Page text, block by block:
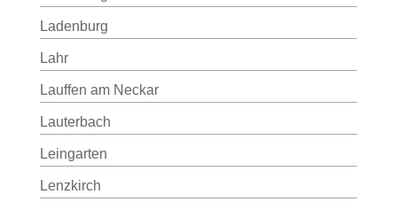
Ladenburg
Lahr
Lauffen am Neckar
Lauterbach
Leingarten
Lenzkirch